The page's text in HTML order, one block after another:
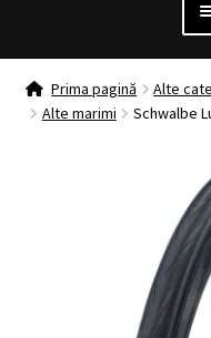
Prima pagină Alte
Alte marimi
Schwalbe